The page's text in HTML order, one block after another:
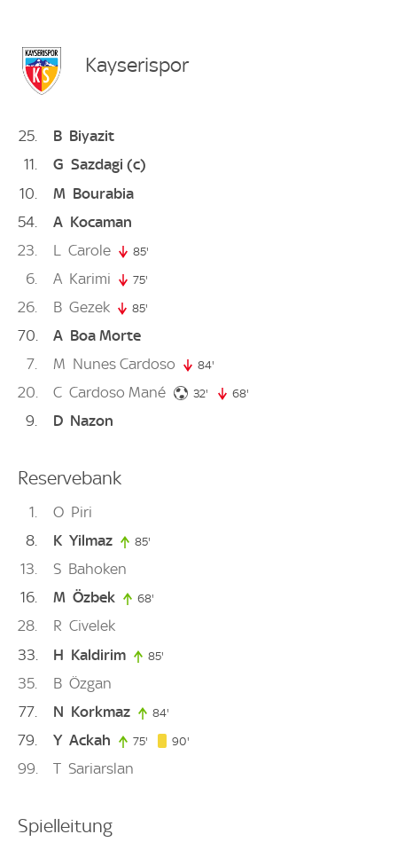
Kayserispor
25 B Biyazit
11
G Sazdagi (c)
10
M Bourabia
54
A Kocaman
23
L Carole 85'
6 A Karimi 75'
26 B Gezek 85'
70 A Boa Morte
7
M Nunes Cardoso 84'
20 C Cardoso Mané 32' 32. minute
68'
9 D Nazon
Reservebank
1 O Piri
8
K Yilmaz 85'
13 S Bahoken
16
M Özbek 68'
28 R Civelek
33
H Kaldirim 85'
35 B Özgan
77
N Korkmaz 84'
79 Y Ackah 75' 75. minute
90'
99 T Sariarslan
Spielleitung